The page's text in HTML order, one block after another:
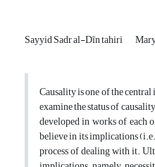
Sayyid Sadr al-Dīn tahiri
Causality is one of the
examine the status of
developed in works of each
believe in its implications
process of dealing with it.